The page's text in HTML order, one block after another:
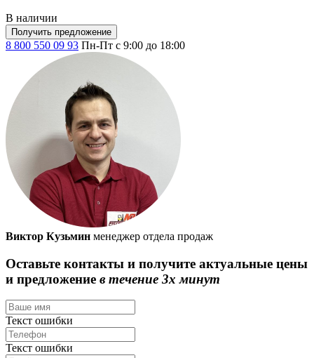
В наличии
Получить предложение
8 800 550 09 93 Пн-Пт с 9:00 до 18:00
Виктор Кузьмин менеджер отдела продаж
Оставьте контакты и получите актуальные цены
и предложение в течение 3х минут
Текст ошибки
Текст ошибки